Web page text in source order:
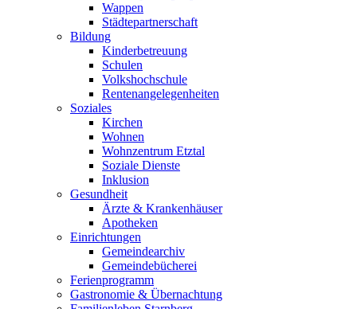
Wappen
Städtepartnerschaft
Bildung
Kinderbetreuung
Schulen
Volkshochschule
Rentenangelegenheiten
Soziales
Kirchen
Wohnen
Wohnzentrum Etztal
Soziale Dienste
Inklusion
Gesundheit
Ärzte & Krankenhäuser
Apotheken
Einrichtungen
Gemeindearchiv
Gemeindebücherei
Ferienprogramm
Gastronomie & Übernachtung